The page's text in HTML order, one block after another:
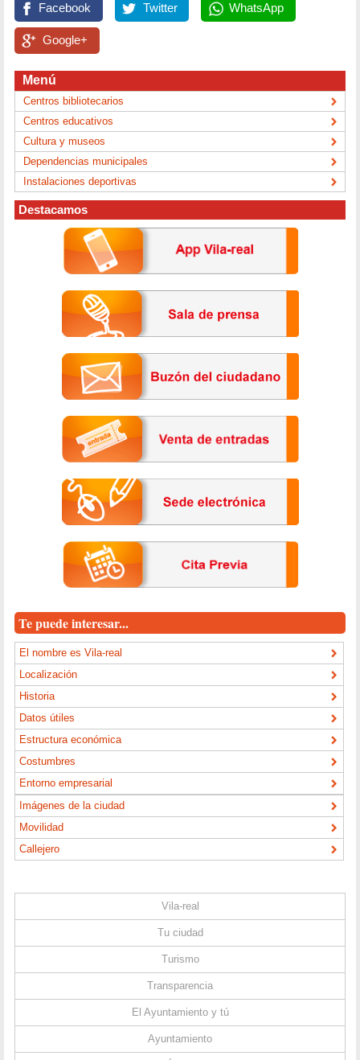
Facebook Twitter WhatsApp
Google+
Menú
Centros bibliotecarios
Centros educativos
Cultura y museos
Dependencias municipales
Instalaciones deportivas
Destacamos
Te puede interesar...
El nombre es Vila-real
Localización
Historia
Datos útiles
Estructura económica
Costumbres
Entorno empresarial
Imágenes de la ciudad
Movilidad
Callejero
Vila-real
Tu ciudad
Turismo
Transparencia
El Ayuntamiento y tú
Ayuntamiento